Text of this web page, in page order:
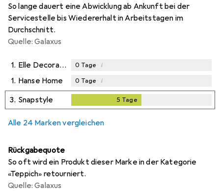
So lange dauert eine Abwicklung ab Ankunft bei der
Servicestelle bis Wiedererhalt in Arbeitstagen im
Durchschnitt.
Quelle: Galaxus
1. Elle Decoration 0 Tage i
1. Hanse Home 0 Tage i
3. Snapstyle 5 Tage
Alle 24 Marken vergleichen
Rückgabequote
So oft wird ein Produkt dieser Marke in der Kategorie
«Teppich» retourniert.
Quelle: Galaxus